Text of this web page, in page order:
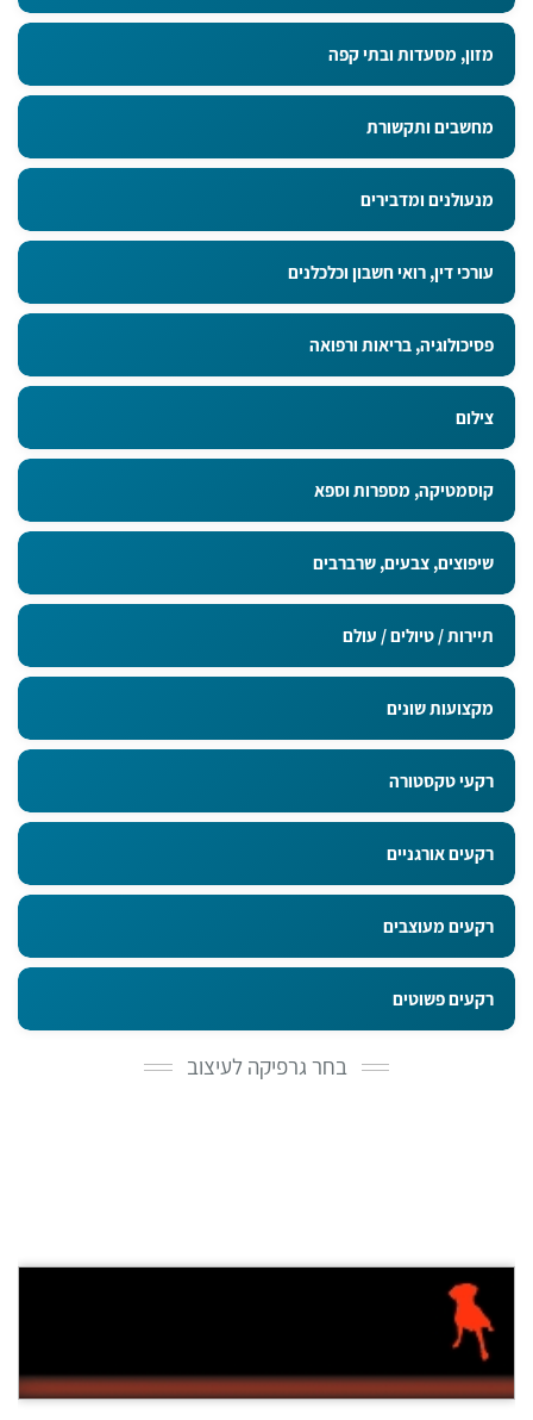
מזון, מסעדות ובתי קפה
מחשבים ותקשורת
מנעולנים ומדבירים
עורכי דין, רואי חשבון וכלכלנים
פסיכולוגיה, בריאות ורפואה
צילום
קוסמטיקה, מספרות וספא
שיפוצים, צבעים, שרברבים
תיירות / טיולים / עולם
מקצועות שונים
רקעי טקסטורה
רקעים אורגניים
רקעים מעוצבים
רקעים פשוטים
בחר גרפיקה לעיצוב